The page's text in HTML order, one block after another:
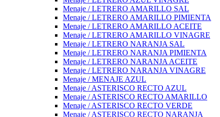
Menaje / LETRERO AMARILLO SAL
Menaje / LETRERO AMARILLO PIMIENTA
Menaje / LETRERO AMARILLO ACEITE
Menaje / LETRERO AMARILLO VINAGRE
Menaje / LETRERO NARANJA SAL
Menaje / LETRERO NARANJA PIMIENTA
Menaje / LETRERO NARANJA ACEITE
Menaje / LETRERO NARANJA VINAGRE
Menaje / MENAJE AZUL
Menaje / ASTERISCO RECTO AZUL
Menaje / ASTERISCO RECTO AMARILLO
Menaje / ASTERISCO RECTO VERDE
Menaje / ASTERISCO RECTO NARANJA